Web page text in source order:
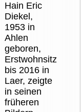
Hain Eric
Diekel,
1953 in
Ahlen
geboren,
Erstwohnsitz
bis 2016 in
Laer, zeigte
in seinen
früheren